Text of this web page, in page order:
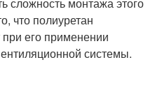
что полиуретан
его применении
системы.